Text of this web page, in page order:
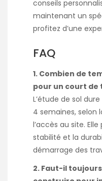
conseils
maintenant un
profitez d’une
FAQ
1. Combien de
pour un court de
L’étude de sol
4 semaines, selon
l’accès au site.
stabilité et la
démarrage des
2. Faut-il